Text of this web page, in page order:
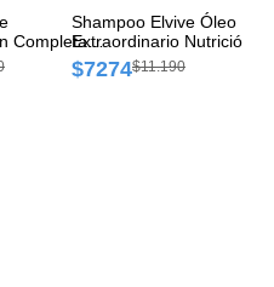
Completa
Shampoo Elvive Óleo
Extraordinario Nutrición
Universal Frasco x 400 ml
$7274$11.190